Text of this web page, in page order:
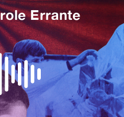
Errante